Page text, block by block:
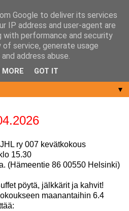
▼
ry 007 kevätkokous
15.30
(Hämeentie 86 00550 Helsinki)
pöytä, jälkkärit ja kahvit!
maanantaihin 6.4
Google to deliver its services
IP address and user-agent are
with performance and security
service, generate usage
address abuse.
MORE GOT IT